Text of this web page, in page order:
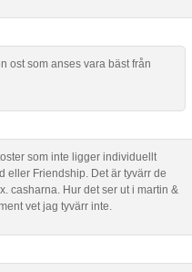
ost som anses vara bäst från
som inte ligger individuellt
eller Friendship. Det är tyvärr de
casharna. Hur det ser ut i martin &
vet jag tyvärr inte.